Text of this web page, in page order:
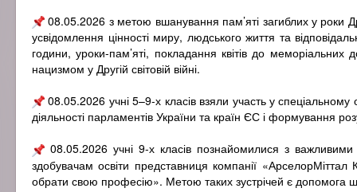
08.05.2026 з метою вшанування пам’яті загиблих у роки
усвідомлення цінності миру, людського життя та
години, уроки-пам’яті, покладання квітів до меморіальних
нацизмом у Другій світовій війні.
08.05.2026 учні 5–9-х класів взяли участь у
діяльності парламентів України та країн ЄС і формування
08.05.2026 учні 9-х класів познайомилися з
здобувачам освіти представниця компанії
обрати свою професію». Метою таких зустрічей є допомога